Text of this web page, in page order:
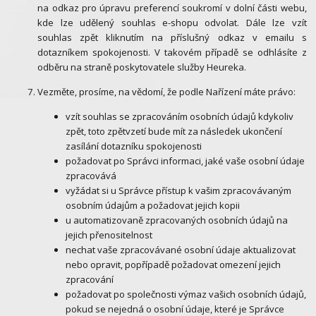
na odkaz pro úpravu preferencí soukromí v dolní části webu,
kde lze udělený souhlas e-shopu odvolat. Dále lze vzít
souhlas zpět kliknutím na příslušný odkaz v emailu s
dotazníkem spokojenosti. V takovém případě se odhlásíte z
odběru na straně poskytovatele služby Heureka.
Vezměte, prosíme, na vědomí, že podle Nařízení máte právo:
vzít souhlas se zpracováním osobních údajů kdykoliv
zpět, toto zpětvzetí bude mít za následek ukončení
zasílání dotazníku spokojenosti
požadovat po Správci informaci, jaké vaše osobní údaje
zpracovává
vyžádat si u Správce přístup k vašim zpracovávaným
osobním údajům a požadovat jejich kopii
u automatizovaně zpracovaných osobních údajů na
jejich přenositelnost
nechat vaše zpracovávané osobní údaje aktualizovat
nebo opravit, popřípadě požadovat omezení jejich
zpracování
požadovat po společnosti výmaz vašich osobních údajů,
pokud se nejedná o osobní údaje, které je Správce